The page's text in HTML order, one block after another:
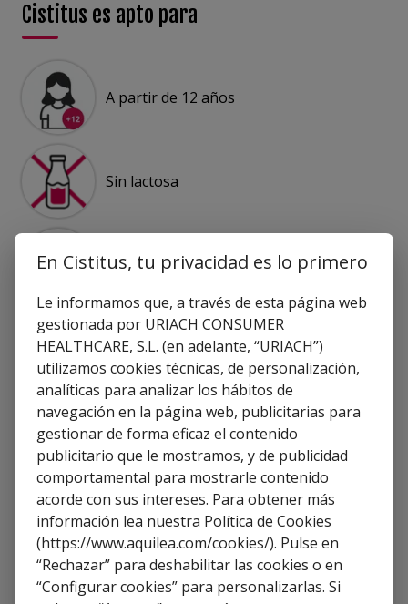
Cistitus es apto para
A partir de 12 años
Sin lactosa
Sin gluten
Apto durante la lactancia
Apto para embarazadas
Resuelve tus dudas
¿Cistitus es apto para celíacos? ¿Y para
En Cistitus, tu privacidad es lo primero
Le informamos que, a través de esta página web
gestionada por URIACH CONSUMER
HEALTHCARE, S.L. (en adelante, “URIACH”)
utilizamos cookies técnicas, de personalización,
analíticas para analizar los hábitos de
navegación en la página web, publicitarias para
gestionar de forma eficaz el contenido
publicitario que le mostramos, y de publicidad
comportamental para mostrarle contenido
acorde con sus intereses. Para obtener más
información lea nuestra Política de Cookies
(https://www.aquilea.com/cookies/). Pulse en
“Rechazar” para deshabilitar las cookies o en
“Configurar cookies” para personalizarlas. Si